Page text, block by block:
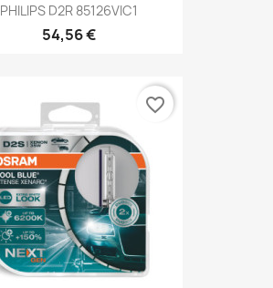
PHILIPS D2R 85126VIC1
54,56 €
favorite_border